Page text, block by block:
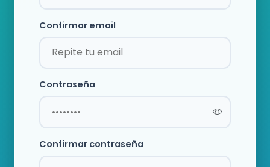
Confirmar email
Contraseña
Confirmar contraseña